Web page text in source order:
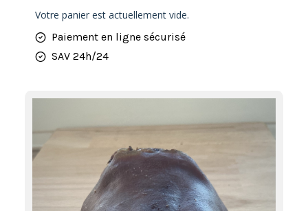
Votre panier est actuellement vide.
Paiement en ligne sécurisé
SAV 24h/24